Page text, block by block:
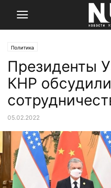
Политика
Президенты
КНР
05.02.2022